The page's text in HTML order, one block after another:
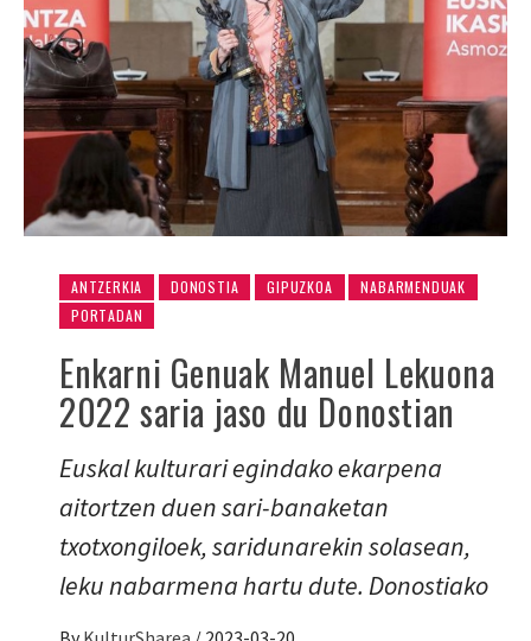
ANTZERKIA DONOSTIA GIPUZKOA
NABARMENDUAK
PORTADAN
Enkarni Genuak Manuel Lekuona
2022 saria jaso du Donostian
Euskal kulturari egindako ekarpena
aitortzen duen sari-banaketan
txotxongiloek, saridunarekin solasean,
leku nabarmena hartu dute. Donostiako